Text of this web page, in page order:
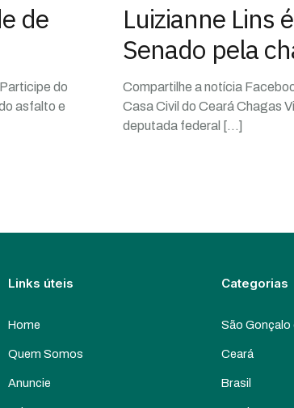
de
do
asfalto e
Luizianne Lins
Senado pela
Compartilhe a notícia
Casa Civil do Ceará Chagas
deputada federal […]
Links úteis
Home
Quem Somos
Anuncie
Categorias
São
Ceará
Brasil